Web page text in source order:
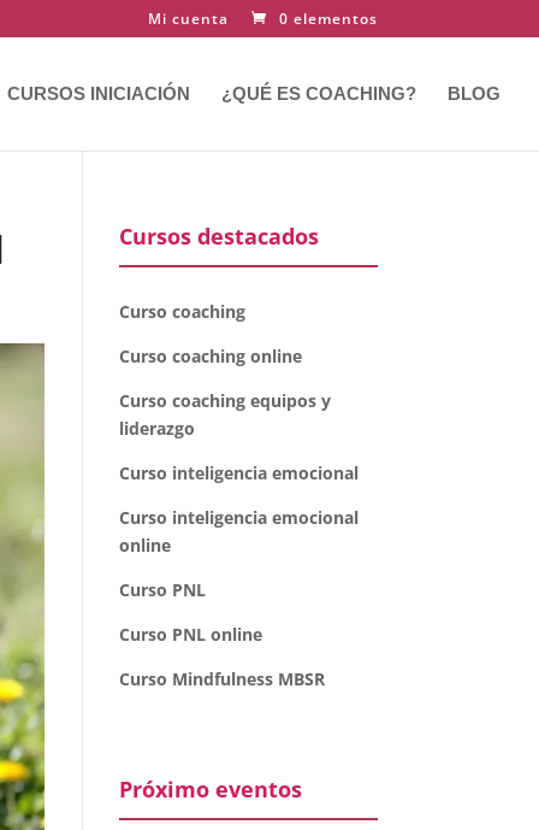
Mi cuenta 0 elementos
CURSOS INICIACIÓN ¿QUÉ ES COACHING? BLOG
Cursos destacados
Curso coaching
Curso coaching online
Curso coaching equipos y
liderazgo
Curso inteligencia emocional
Curso inteligencia emocional
online
Curso PNL
Curso PNL online
Curso Mindfulness MBSR
Próximo eventos